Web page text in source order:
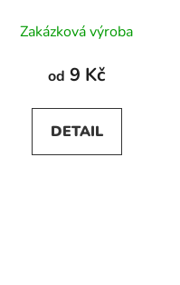
Zakázková výroba
od 9 Kč
DETAIL